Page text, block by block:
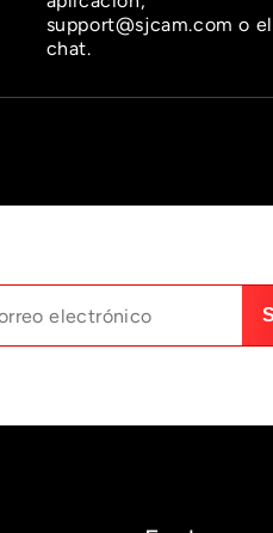
support@sjcam.com o el
chat.